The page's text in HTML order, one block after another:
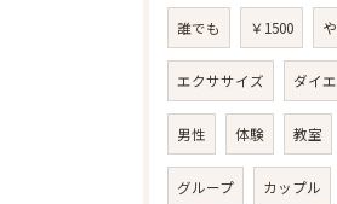
誰でも ￥1500
エクササイズ ダイ
男性 体験 教室
グループ カップル